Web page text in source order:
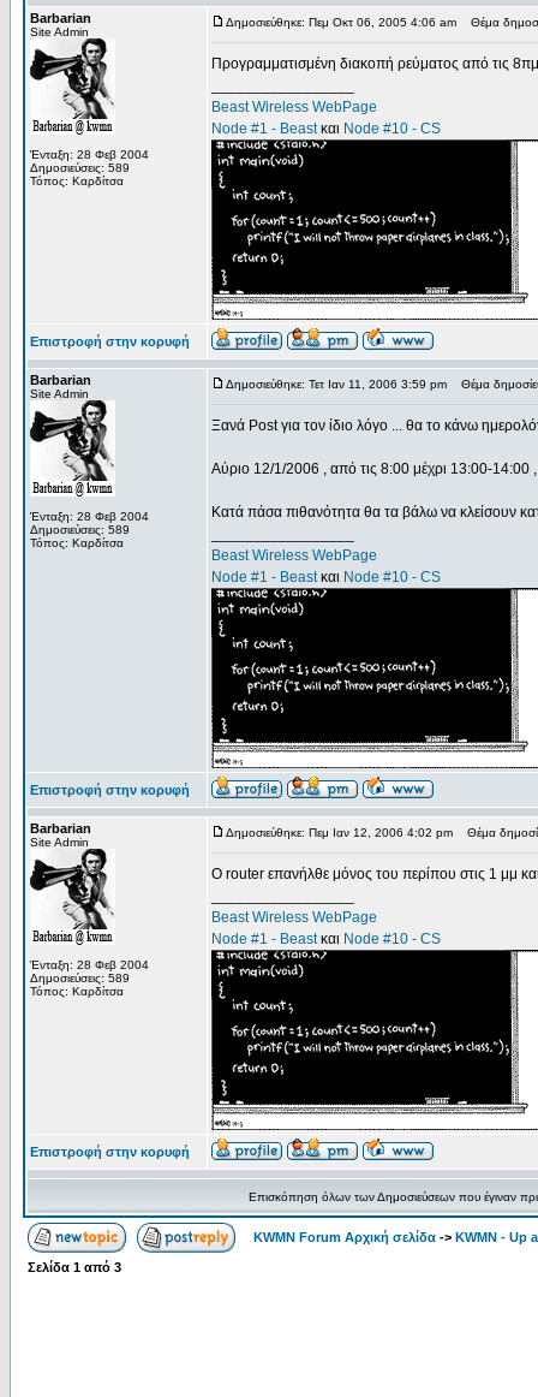
Barbarian
Site Admin
Ένταξη: 28 Φεβ 2004
Δημοσιεύσεις: 589
Τόπος: Καρδίτσα
Δημοσιεύθηκε: Πεμ Οκτ 06, 2005 4:06 am Θέμα
Προγραμματισμένη διακοπή ρεύματος από τις
Beast Wireless WebPage
Node #1 - Beastκαι Node #10 - CS
Επιστροφή στην κορυφή
Barbarian
Site Admin
Ένταξη: 28 Φεβ 2004
Δημοσιεύσεις: 589
Τόπος: Καρδίτσα
Δημοσιεύθηκε: Τετ Ιαν 11, 2006 3:59 pm Θέμα
Ξανά Post για τον ίδιο λόγο ... θα το κάνω
Αύριο 12/1/2006 , από τις 8:00 μέχρι 13:00-14:00 ,
Κατά πάσα πιθανότητα θα τα βάλω να κλείσουν
Beast Wireless WebPage
Node #1 - Beastκαι Node #10 - CS
Επιστροφή στην κορυφή
Barbarian
Site Admin
Ένταξη: 28 Φεβ 2004
Δημοσιεύσεις: 589
Τόπος: Καρδίτσα
Δημοσιεύθηκε: Πεμ Ιαν 12, 2006 4:02 pm Θέμα
Ο router επανήλθε μόνος του περίπου στις 1 μμ
Beast Wireless WebPage
Node #1 - Beastκαι Node #10 - CS
Επιστροφή στην κορυφή
Επισκόπηση όλων των Δημοσιεύσεων που έγιναν
KWMN Forum Αρχική σελίδα -> KWMN - Up
Σελίδα 1 από 3